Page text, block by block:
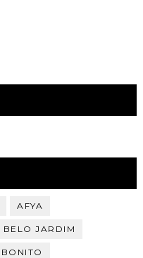
AFYA
BELO JARDIM
BONITO